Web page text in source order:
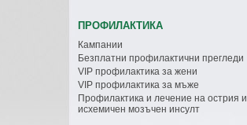
ПРОФИЛАКТИКА
Кампании
Безплатни профилактични прегледи
VIP профилактика за жени
VIP профилактика за мъже
Профилактика и лечение на острия и
исхемичен мозъчен инсулт